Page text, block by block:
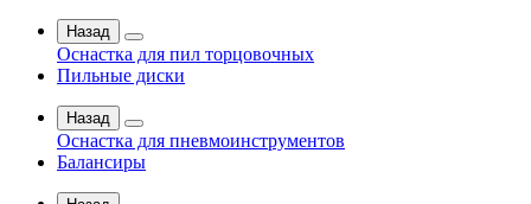
Назад
Оснастка для пил торцовочных
Пильные диски
Назад
Оснастка для пневмоинструментов
Балансиры